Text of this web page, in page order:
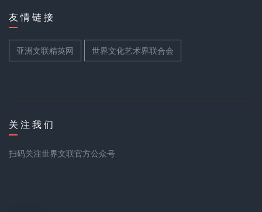
友 情 链 接
亚洲文联精英网 世界文化艺术界联合会
关 注 我 们
扫码关注世界文联官方公众号